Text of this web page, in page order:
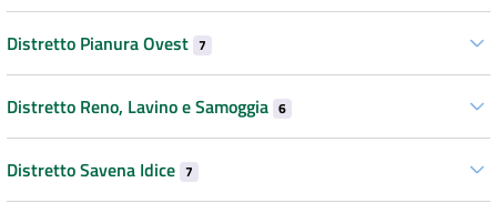
Distretto Pianura Ovest 7
Distretto Reno, Lavino e Samoggia 6
Distretto Savena Idice 7